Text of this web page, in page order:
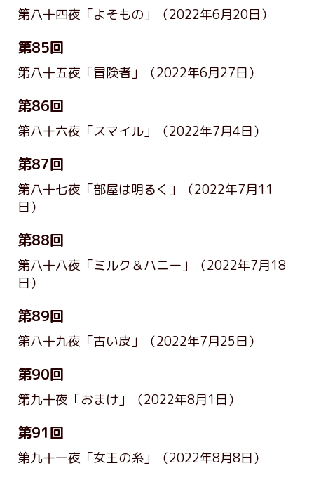
第八十四夜「よそもの」 （2022年6月20日）
第85回
第八十五夜「冒険者」 （2022年6月27日）
第86回
第八十六夜「スマイル」 （2022年7月4日）
第87回
第八十七夜「部屋は明るく」
（2022年7月11
日）
第88回
第八十八夜「ミルク＆ハニー」
（2022年7月18
日）
第89回
第八十九夜「古い皮」 （2022年7月25日）
第90回
第九十夜「おまけ」 （2022年8月1日）
第91回
第九十一夜「女王の糸」 （2022年8月8日）